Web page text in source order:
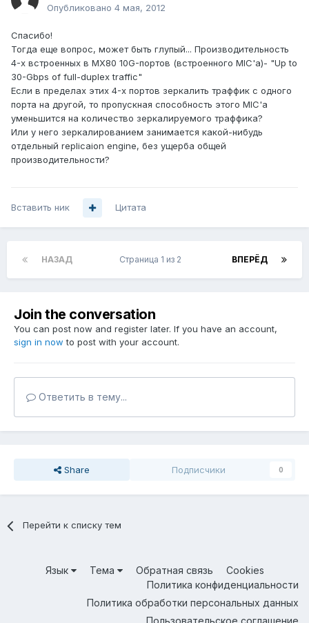
Опубликовано 4 мая, 2012
Спасибо!
Тогда еще вопрос, может быть глупый... Производительность
4-х встроенных в MX80 10G-портов (встроенного MIC'а)- "Up to
30-Gbps of full-duplex traffic"
Если в пределах этих 4-х портов зеркалить траффик с одного
порта на другой, то пропускная способность этого MIC'a
уменьшится на количество зеркалируемого траффика?
Или у него зеркалированием занимается какой-нибудь
отдельный replicaion engine, без ущерба общей
производительности?
Вставить ник Цитата
НАЗАД ВПЕРЁД
Страница 1 из 2
Join the conversation
You can post now and register later. If you have an account,
sign in now to post with your account.
Ответить в тему...
Share Подписчики 0
Перейти к списку тем
Язык Тема Обратная связь
Cookies
Политика конфиденциальности
Политика обработки персональных данных